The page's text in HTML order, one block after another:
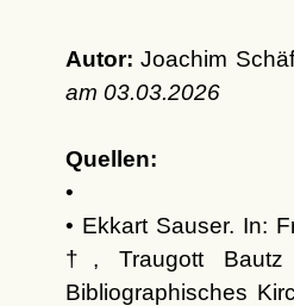
Autor: Joachim
am 03.03.2026
Quellen:
•
• Ekkart Sauser. In:
†, Traugott Bautz
Bibliographisches